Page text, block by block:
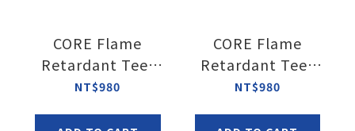
CORE Flame
Retardant Tee-
bule Black
NT$980
CORE Flame
Retardant Tee-
Gray
NT$980